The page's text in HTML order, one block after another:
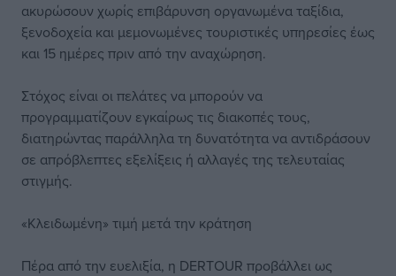
ακυρώσουν χωρίς επιβάρυνση οργανωμένα ταξίδια,
ξενοδοχεία και μεμονωμένες τουριστικές υπηρεσίες έως
και 15 ημέρες πριν από την αναχώρηση.
Στόχος είναι οι πελάτες να μπορούν να
προγραμματίζουν εγκαίρως τις διακοπές τους,
διατηρώντας παράλληλα τη δυνατότητα να αντιδράσουν
σε απρόβλεπτες εξελίξεις ή αλλαγές της τελευταίας
στιγμής.
«Κλειδωμένη» τιμή μετά την κράτηση
Πέρα από την ευελιξία, η DERTOUR προβάλλει ως